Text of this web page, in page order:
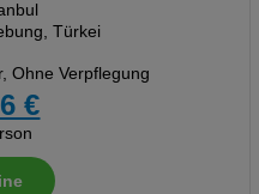
Türkei
Ohne Verpflegung
€